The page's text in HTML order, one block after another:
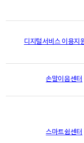
디지털서비스 이용지
손말이음센터
스마트쉼센터